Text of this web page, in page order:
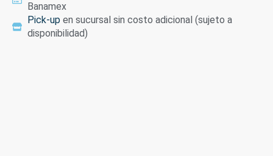
Banamex
Pick-up en sucursal sin costo adicional (sujeto a
disponibilidad)